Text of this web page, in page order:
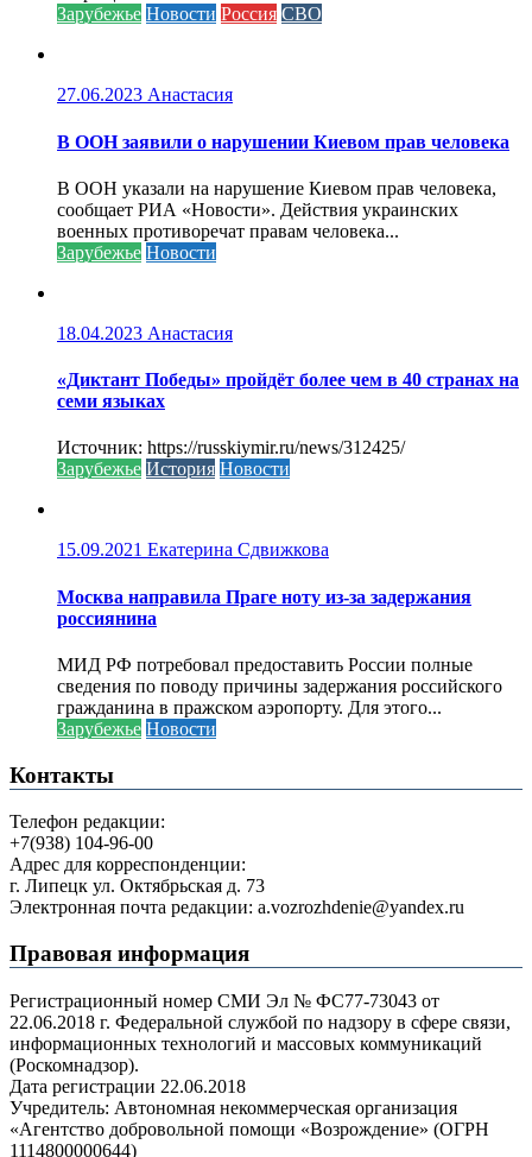
Зарубежье Новости Россия СВО
27.06.2023 Анастасия
В ООН заявили о нарушении Киевом прав человека
В ООН указали на нарушение Киевом прав человека,
сообщает РИА «Новости». Действия украинских
военных противоречат правам человека...
Зарубежье Новости
18.04.2023 Анастасия
«Диктант Победы» пройдёт более чем в 40 странах на
семи языках
Источник: https://russkiymir.ru/news/312425/
Зарубежье История Новости
15.09.2021 Екатерина Сдвижкова
Москва направила Праге ноту из-за задержания
россиянина
МИД РФ потребовал предоставить России полные
сведения по поводу причины задержания российского
гражданина в пражском аэропорту. Для этого...
Зарубежье Новости
Контакты
Телефон редакции:
+7(938) 104-96-00
Адрес для корреспонденции:
г. Липецк ул. Октябрьская д. 73
Электронная почта редакции: a.vozrozhdenie@yandex.ru
Правовая информация
Регистрационный номер СМИ Эл № ФС77-73043 от
22.06.2018 г. Федеральной службой по надзору в сфере связи,
информационных технологий и массовых коммуникаций
(Роскомнадзор).
Дата регистрации 22.06.2018
Учредитель: Автономная некоммерческая организация
«Агентство добровольной помощи «Возрождение» (ОГРН
1114800000644)